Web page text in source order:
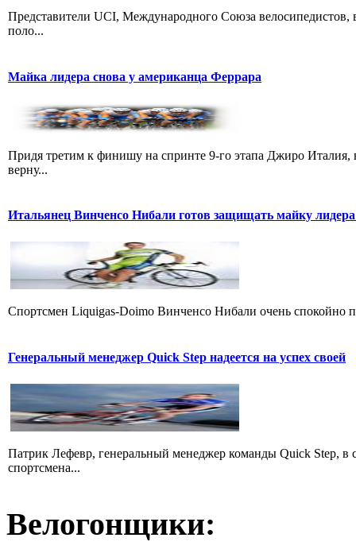
Представители UCI, Международного Союза
поло...
Майка лидера снова у американца Феррара
Придя третим к финишу на спринте 9-го этапа Джиро
верну...
Итальянец Винченсо Нибали готов защищать майку
Cпортсмен Liquigas-Doimo Винченсо Нибали очень спокойно
Генеральный менеджер Quick Step надеется на успех своей
Патрик Лефевр, генеральный менеджер команды Quick Step, в
спортсмена...
Велогонщики: